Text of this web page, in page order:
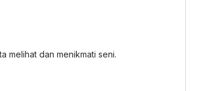
melihat dan menikmati seni.